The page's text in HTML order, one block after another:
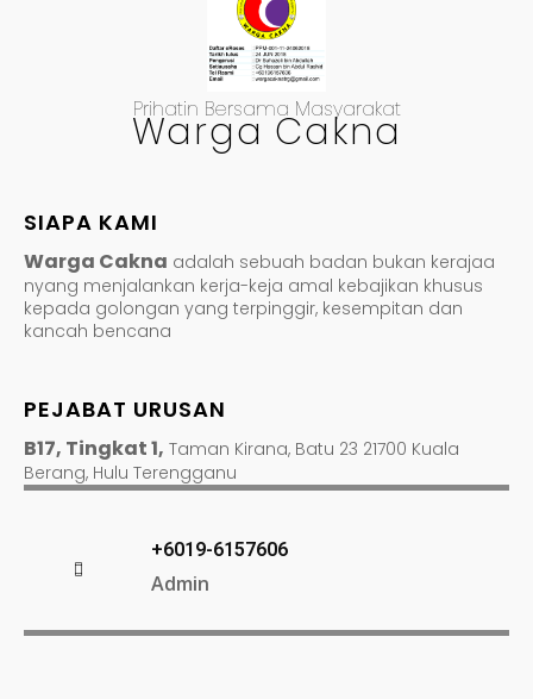
Prihatin Bersama Masyarakat
Warga Cakna
SIAPA KAMI
Warga Cakna adalah sebuah badan bukan kerajaa
nyang menjalankan kerja-keja amal kebajikan khusus
kepada golongan yang terpinggir, kesempitan dan
kancah bencana
PEJABAT URUSAN
B17, Tingkat 1, Taman Kirana, Batu 23 21700 Kuala
Berang, Hulu Terengganu
+6019-6157606
Admin